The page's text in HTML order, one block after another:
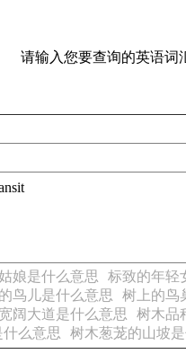
请输入您要查询的英语词
娘是什么意思 标致的年轻
鸟儿是什么意思 树上的鸟
阔大道是什么意思 树木品
么意思 树木葱茏的山坡